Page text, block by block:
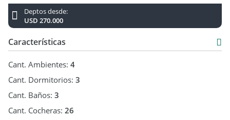
Deptos desde:
USD 270.000
Características
Cant. Ambientes: 4
Cant. Dormitorios: 3
Cant. Baños: 3
Cant. Cocheras: 26